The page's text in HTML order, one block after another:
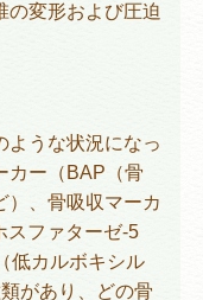
の変形および圧迫
ような状況になっ
カー（BAP（骨
）、骨吸収マーカ
スファターゼ-5
低カルボキシル
があり、どの骨